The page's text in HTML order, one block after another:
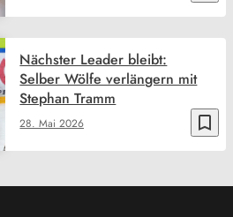
bookmark_border
28. Mai 2026
Nächster Leader bleibt:
Selber Wölfe verlängern mit
Stephan Tramm